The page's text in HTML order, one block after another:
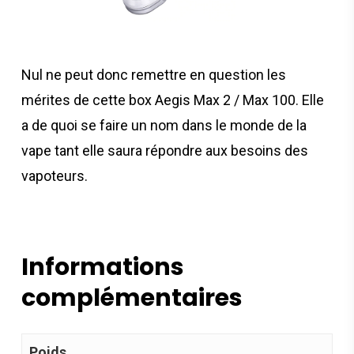
Nul ne peut donc remettre en question les
mérites de cette box Aegis Max 2 / Max 100. Elle
a de quoi se faire un nom dans le monde de la
vape tant elle saura répondre aux besoins des
vapoteurs.
Informations
complémentaires